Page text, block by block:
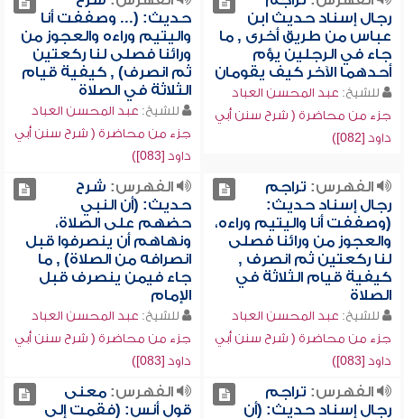
رجال إسناد حديث ابن
عباس من طريق أخرى , ما
جاء في الرجلين يؤم
أحدهما الآخر كيف يقومان
للشيخ: عبد المحسن العباد
جزء من محاضرة ( شرح سنن أبي
داود [082])
حديث: (... وصففت أنا
واليتيم وراءه والعجوز من
ورائنا فصلى لنا ركعتين
ثم انصرف) , كيفية قيام
الثلاثة في الصلاة
للشيخ: عبد المحسن العباد
جزء من محاضرة ( شرح سنن أبي
داود [083])
الفهرس: تراجم
رجال إسناد حديث:
(وصففت أنا واليتيم وراءه،
والعجوز من ورائنا فصلى
لنا ركعتين ثم انصرف ,
كيفية قيام الثلاثة في
الصلاة
للشيخ: عبد المحسن العباد
جزء من محاضرة ( شرح سنن أبي
داود [083])
الفهرس: شرح
حديث: (أن النبي
حضهم على الصلاة،
ونهاهم أن ينصرفوا قبل
انصرافه من الصلاة) , ما
جاء فيمن ينصرف قبل
الإمام
للشيخ: عبد المحسن العباد
جزء من محاضرة ( شرح سنن أبي
داود [083])
الفهرس: تراجم
رجال إسناد حديث: (أن
الفهرس:معنى
قول أنس: (فقمت إلى